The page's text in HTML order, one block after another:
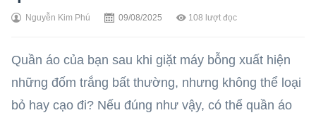
Nguyễn Kim Phú 09/08/2025 108 lượt đọc
Quần áo của bạn sau khi giặt máy bỗng xuất hiện
những đốm trắng bất thường, nhưng không thể loại
bỏ hay cạo đi? Nếu đúng như vậy, có thể quần áo